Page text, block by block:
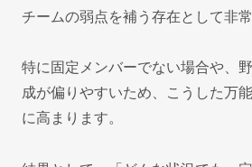
チームの弱点を補う存在として非常
特に固定メンバーでない場合や、
成が偏りやすいため、こうした万
に高まります。